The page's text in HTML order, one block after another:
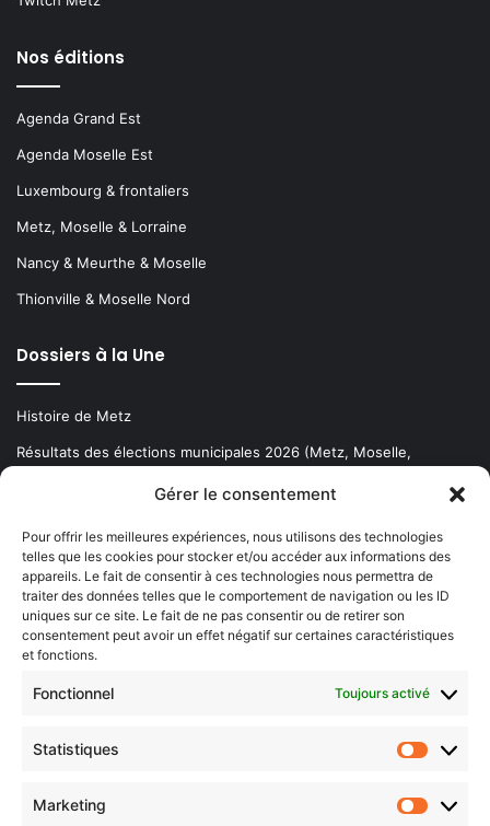
Gérer le consentement
Pour offrir les meilleures expériences, nous utilisons des technologies
telles que les cookies pour stocker et/ou accéder aux informations des
appareils. Le fait de consentir à ces technologies nous permettra de
traiter des données telles que le comportement de navigation ou les ID
uniques sur ce site. Le fait de ne pas consentir ou de retirer son
consentement peut avoir un effet négatif sur certaines caractéristiques
et fonctions.
Fonctionnel Toujours activé
Statistiques
Marketing
Nos éditions
Agenda Grand Est
Agenda Moselle Est
Luxembourg & frontaliers
Metz, Moselle & Lorraine
Nancy & Meurthe & Moselle
Thionville & Moselle Nord
Dossiers à la Une
Histoire de Metz
Résultats des élections municipales 2026 (Metz, Moselle,
Newsletter gratuite
Choisissez : matin, soir ou hebdo ?
votre